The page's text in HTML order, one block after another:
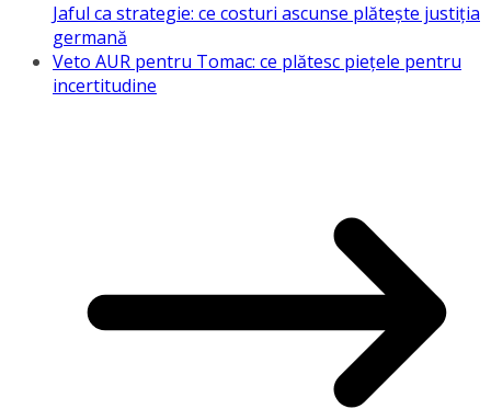
Jaful ca strategie: ce costuri ascunse plătește justiția
germană
Veto AUR pentru Tomac: ce plătesc piețele pentru
incertitudine